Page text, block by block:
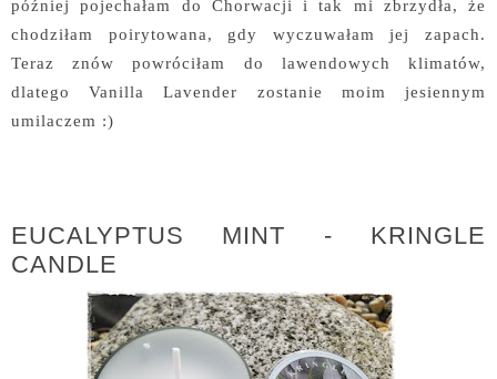
później pojechałam do Chorwacji i tak mi zbrzydła, że
chodziłam poirytowana, gdy wyczuwałam jej zapach.
Teraz znów powróciłam do lawendowych klimatów,
dlatego Vanilla Lavender zostanie moim jesiennym
umilaczem :)
EUCALYPTUS MINT - KRINGLE
CANDLE